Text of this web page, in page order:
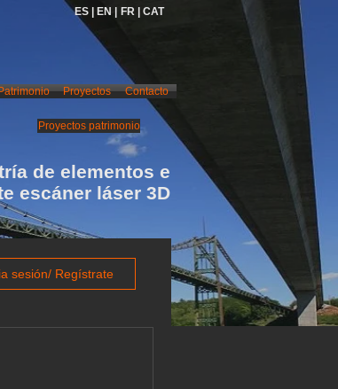
ES | EN | FR | CAT
Contacto
Proyectos
Proyectos patrimonio
de elementos e
escáner láser 3D
sesión/ Regístrate